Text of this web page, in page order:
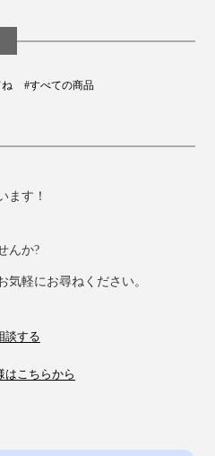
ね #すべての商品
ます！
んか?
気軽にお尋ねください。
談する
はこちらから